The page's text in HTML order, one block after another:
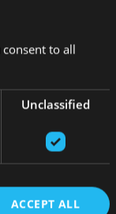
to all
Unclassified
ACCEPT ALL